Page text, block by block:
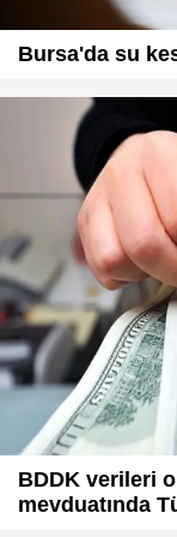
Bursa'da su
BDDK verileri
mevduatında